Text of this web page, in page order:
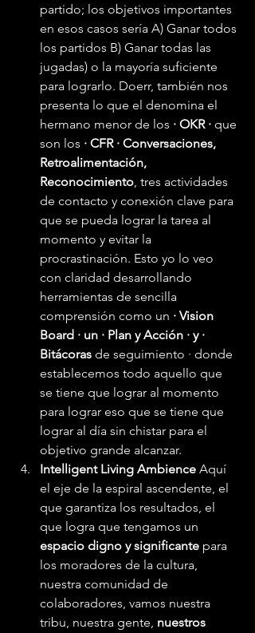
partido; los objetivos importantes
en esos casos sería A) Ganar todos
los partidos B) Ganar todas las
jugadas) o la mayoría suficiente
para lograrlo. Doerr, también nos
presenta lo que el denomina el
hermano menor de los · OKR · que
son los · CFR · Conversaciones,
Retroalimentación,
Reconocimiento, tres actividades
de contacto y conexión clave para
que se pueda lograr la tarea al
momento y evitar la
procrastinación. Esto yo lo veo
con claridad desarrollando
herramientas de sencilla
comprensión como un · Vision
Board · un · Plan y Acción · y ·
Bitácoras de seguimiento · donde
establecemos todo aquello que
se tiene que lograr al momento
para lograr eso que se tiene que
lograr al día sin chistar para el
objetivo grande alcanzar.
Intelligent Living Ambience Aquí
el eje de la espiral ascendente, el
que garantiza los resultados, el
que logra que tengamos un
espacio digno y significante para
los moradores de la cultura,
nuestra comunidad de
colaboradores, vamos nuestra
tribu, nuestra gente, nuestros